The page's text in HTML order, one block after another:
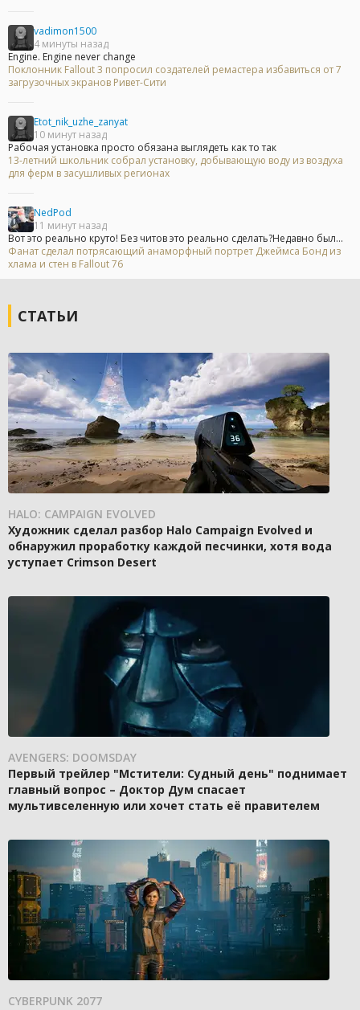
vadimon1500
4 минуты назад
Engine. Engine never change
Поклонник Fallout 3 попросил создателей ремастера избавиться от 7
загрузочных экранов Ривет-Сити
Etot_nik_uzhe_zanyat
10 минут назад
Рабочая установка просто обязана выглядеть как то так
13-летний школьник собрал установку, добывающую воду из воздуха
для ферм в засушливых регионах
NedPod
11 минут назад
Вот это реально круто! Без читов это реально сделать?Недавно был...
Фанат сделал потрясающий анаморфный портрет Джеймса Бонд из
хлама и стен в Fallout 76
СТАТЬИ
HALO: CAMPAIGN EVOLVED
Художник сделал разбор Halo Campaign Evolved и
обнаружил проработку каждой песчинки, хотя вода
уступает Crimson Desert
AVENGERS: DOOMSDAY
Первый трейлер "Мстители: Судный день" поднимает
главный вопрос – Доктор Дум спасает
мультивселенную или хочет стать её правителем
CYBERPUNK 2077